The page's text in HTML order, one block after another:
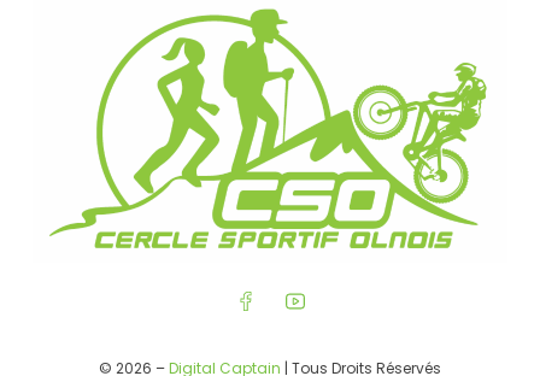
© 2026 –Digital Captain | Tous Droits Réservés